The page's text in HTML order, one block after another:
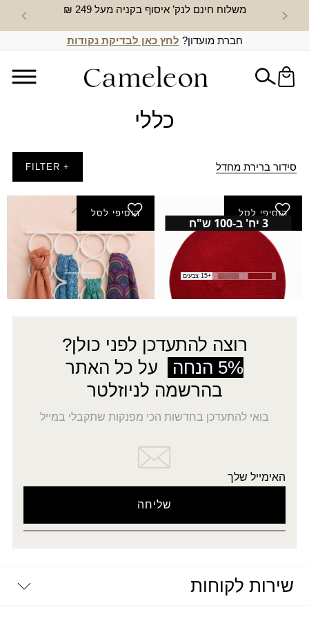
משלוח חינם לנק’ איסוף בקניה מעל 249 ₪ חדש
חברת מועדון? לחץ כאן לבדיקת נקודות
כללי
סידור ברירת מחדל + FILTER
3 יח' ב-100 ש"ח
הוסיפי לסל
ברט חלק
₪ 35.00
+15 צבעים
הוסיפי לסל
קולב מטפחות
₪29.00
המחיר
המקורי
היה:
₪15.00
המחיר
הנוכחי
הוא:
רוצה להתעדכן לפני כולן?
5% הנחה
על כל האתר
בהרשמה לניוזלטר
בואי להתעדכן בחדשות הכי מפנקות שתקבלי במייל
האימייל שלך
שירות לקוחות